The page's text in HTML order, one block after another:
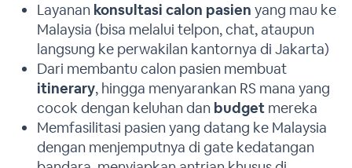
Layanan konsultasi calon pasien yang mau ke
Malaysia (bisa melalui telpon, chat, ataupun
langsung ke perwakilan kantornya di Jakarta)
Dari membantu calon pasien membuat
itinerary, hingga menyarankan RS mana yang
cocok dengan keluhan dan budgetmereka
Memfasilitasi pasien yang datang ke Malaysia
dengan menjemputnya di gate kedatangan